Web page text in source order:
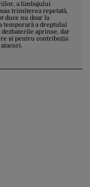
a limbajului
trimiterea repetată,
duce nu doar la
temporară a dreptului
aprinse, dar
și pentru contribuția